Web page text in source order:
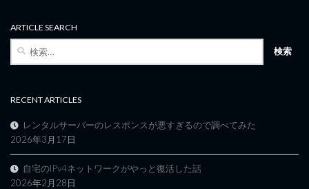
ARTICLE SEARCH
RECENT ARTICLES
レンタルサーバーのレスポンスが悪すぎるので調べてみた
2026年3月17日
自宅のIPv4ネットワークがやっと復活した話
2026年2月28日